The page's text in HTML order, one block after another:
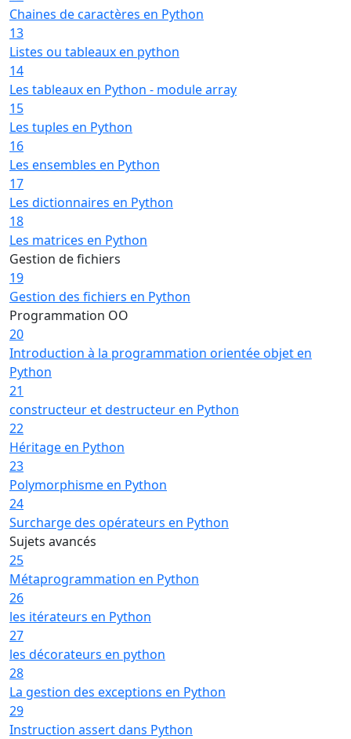
Chaines de caractères en Python
13
Listes ou tableaux en python
14
Les tableaux en Python - module array
15
Les tuples en Python
16
Les ensembles en Python
17
Les dictionnaires en Python
18
Les matrices en Python
Gestion de fichiers
19
Gestion des fichiers en Python
Programmation OO
20
Introduction à la programmation orientée objet en
Python
21
constructeur et destructeur en Python
22
Héritage en Python
23
Polymorphisme en Python
24
Surcharge des opérateurs en Python
Sujets avancés
25
Métaprogrammation en Python
26
les itérateurs en Python
27
les décorateurs en python
28
La gestion des exceptions en Python
29
Instruction assert dans Python